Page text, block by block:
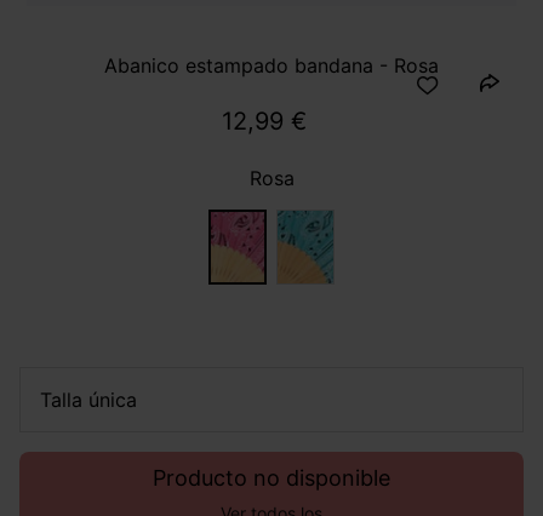
Abanico estampado bandana - Rosa
12,99 €
Rosa
talla única
Producto no disponible